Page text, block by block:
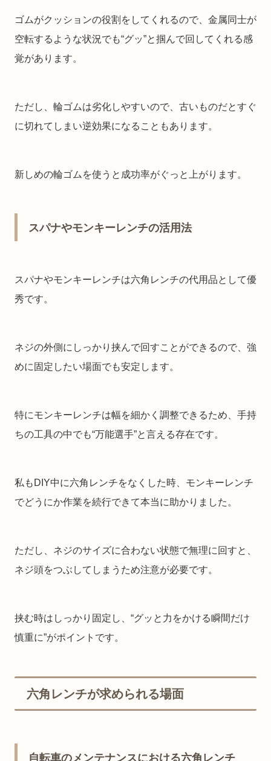
ゴムがクッションの役割をしてくれるので、金属同士が
空転するような状況でも“グッ”と掴んで回してくれる感
覚があります。
ただし、輪ゴムは劣化しやすいので、古いものだとすぐ
に切れてしまい逆効果になることもあります。
新しめの輪ゴムを使うと成功率がぐっと上がります。
スパナやモンキーレンチの活用法
スパナやモンキーレンチは六角レンチの代用品として優
秀です。
ネジの外側にしっかり挟んで回すことができるので、強
めに固定したい場面でも安定します。
特にモンキーレンチは幅を細かく調整できるため、手持
ちの工具の中でも“万能選手”と言える存在です。
私もDIY中に六角レンチをなくした時、モンキーレンチ
でどうにか作業を続行できて本当に助かりました。
ただし、ネジのサイズに合わない状態で無理に回すと、
ネジ頭をつぶしてしまうため注意が必要です。
挟む時はしっかり固定し、“グッと力をかける瞬間だけ
慎重に”がポイントです。
六角レンチが求められる場面
自転車のメンテナンスにおける六角レンチ